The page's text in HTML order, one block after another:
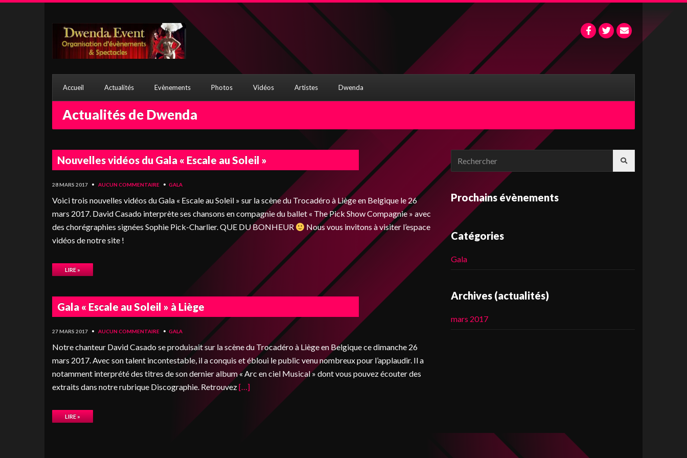
Accueil Actualités Evènements Photos Vidéos Artistes Dwenda
Actualités de Dwenda
Nouvelles vidéos du Gala « Escale au Soleil »
28 MARS 2017 • AUCUN COMMENTAIRE • GALA
Voici trois nouvelles vidéos du Gala « Escale au Soleil » sur la scène du Trocadéro à Liège en Belgique le 26
mars 2017. David Casado interprète ses chansons en compagnie du ballet « The Pick Show Compagnie » avec
des chorégraphies signées Sophie Pick-Charlier. QUE DU BONHEUR
Nous vous invitons à visiter l’espace
vidéos de notre site !
LIRE »
Gala « Escale au Soleil » à Liège
27 MARS 2017 • AUCUN COMMENTAIRE • GALA
Notre chanteur David Casado se produisait sur la scène du Trocadéro à Liège en Belgique ce dimanche 26
mars 2017. Avec son talent incontestable, il a conquis et ébloui le public venu nombreux pour l’applaudir. Il a
notamment interprété des titres de son dernier album « Arc en ciel Musical » dont vous pouvez écouter des
extraits dans notre rubrique Discographie. Retrouvez[…]
LIRE »
Prochains évènements
Catégories
Gala
Archives (actualités)
mars 2017